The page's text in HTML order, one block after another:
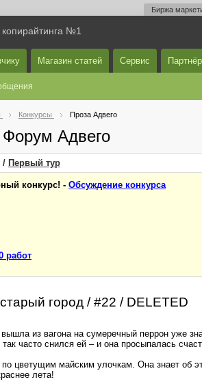
Биржа
№1
Магазин статей Сервис
Конкурсы Проза Адвего
Адвего
/ Первый тур
конкурс! - Обсуждение конкурса
работ
город / #22 / DELETED
из вагона на сумеречный перрон уже
часто снился ей – и она просыпалась
цветущим майским улочкам. Она знает об
лета!